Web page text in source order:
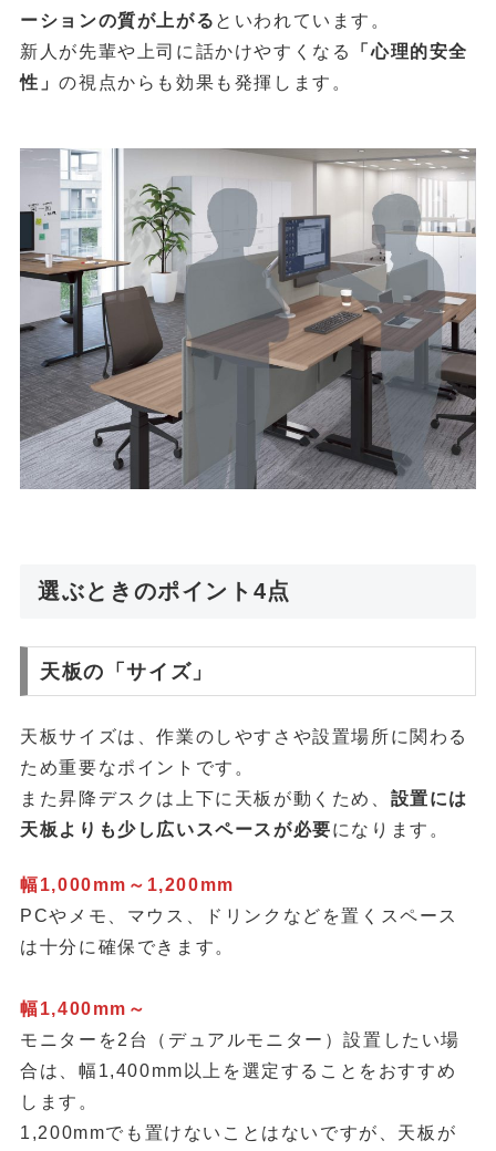
ーションの質が上がる といわれています。
新人が先輩や上司に話かけやすくなる
「心理的安全
性」の視点からも効果も発揮します。
選ぶときのポイント4点
天板の「サイズ」
天板サイズは、作業のしやすさや設置場所に関わる
ため重要なポイントです。
また昇降デスクは上下に天板が動くため、 設置には
天板よりも少し広いスペースが必要になります。
幅1,000mm～1,200mm
PCやメモ、マウス、ドリンクなどを置くスペース
は十分に確保できます。
幅1,400mm～
モニターを2台（デュアルモニター）設置したい場
合は、幅1,400mm以上を選定することをおすすめ
します。
1,200mmでも置けないことはないですが、天板が